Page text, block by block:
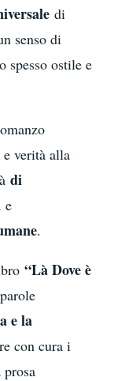
di
senso di
spesso ostile e
verità alla
di
e
.
“Là Dove è
e la
con cura i